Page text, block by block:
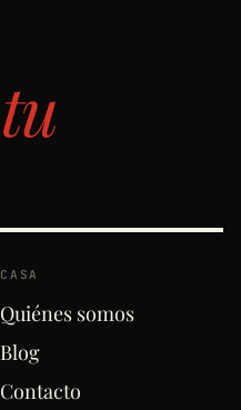
tu
CASA
Quiénes somos
Blog
Contacto